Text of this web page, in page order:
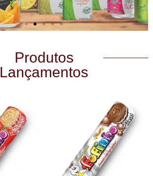
Produtos
Lançamentos